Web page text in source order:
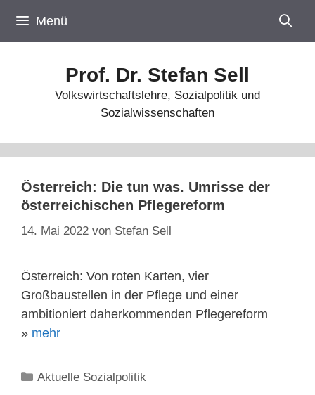
Inhalt
springen
Menü
Prof. Dr. Stefan Sell
Volkswirtschaftslehre, Sozialpolitik und
Sozialwissenschaften
Österreich: Die tun was. Umrisse der
österreichischen Pflegereform
14. Mai 2022 von Stefan Sell
Österreich: Von roten Karten, vier
Großbaustellen in der Pflege und einer
ambitioniert daherkommenden Pflegereform
» mehr
Kategorien
Aktuelle Sozialpolitik